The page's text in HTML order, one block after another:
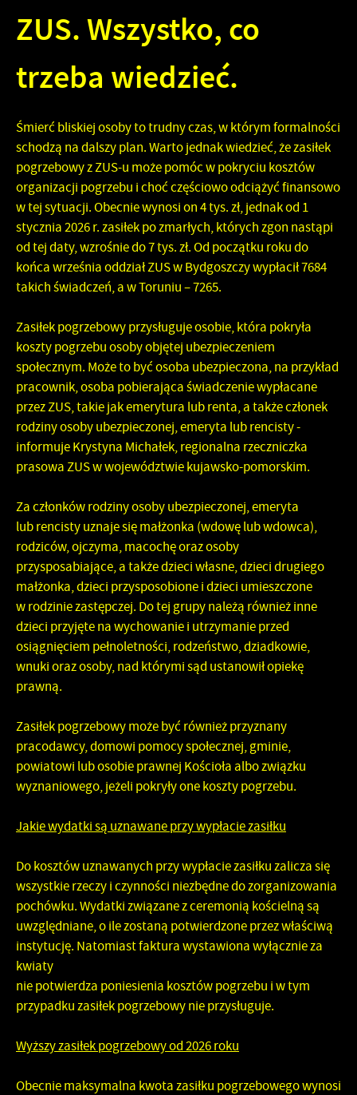
ZUS. Wszystko, co
trzeba wiedzieć.
Śmierć bliskiej osoby to trudny czas, w którym formalności
schodzą na dalszy plan. Warto jednak wiedzieć, że zasiłek
pogrzebowy z ZUS-u może pomóc w pokryciu kosztów
organizacji pogrzebu i choć częściowo odciążyć finansowo
w tej sytuacji. Obecnie wynosi on 4 tys. zł, jednak od 1
stycznia 2026 r. zasiłek po zmarłych, których zgon nastąpi
od tej daty, wzrośnie do 7 tys. zł. Od początku roku do
końca września oddział ZUS w Bydgoszczy wypłacił 7684
takich świadczeń, a w Toruniu – 7265.
Zasiłek pogrzebowy przysługuje osobie, która pokryła
koszty pogrzebu osoby objętej ubezpieczeniem
społecznym. Może to być osoba ubezpieczona, na przykład
pracownik, osoba pobierająca świadczenie wypłacane
przez ZUS, takie jak emerytura lub renta, a także członek
rodziny osoby ubezpieczonej, emeryta lub rencisty -
informuje Krystyna Michałek, regionalna rzeczniczka
prasowa ZUS w województwie kujawsko-pomorskim.
Za członków rodziny osoby ubezpieczonej, emeryta
lub rencisty uznaje się małżonka (wdowę lub wdowca),
rodziców, ojczyma, macochę oraz osoby
przysposabiające, a także dzieci własne, dzieci drugiego
małżonka, dzieci przysposobione i dzieci umieszczone
w rodzinie zastępczej. Do tej grupy należą również inne
dzieci przyjęte na wychowanie i utrzymanie przed
osiągnięciem pełnoletności, rodzeństwo, dziadkowie,
wnuki oraz osoby, nad którymi sąd ustanowił opiekę
prawną.
Zasiłek pogrzebowy może być również przyznany
pracodawcy, domowi pomocy społecznej, gminie,
powiatowi lub osobie prawnej Kościoła albo związku
wyznaniowego, jeżeli pokryły one koszty pogrzebu.
Jakie wydatki są uznawane przy wypłacie zasiłku
Do kosztów uznawanych przy wypłacie zasiłku zalicza się
wszystkie rzeczy i czynności niezbędne do zorganizowania
pochówku. Wydatki związane z ceremonią kościelną są
uwzględniane, o ile zostaną potwierdzone przez właściwą
instytucję. Natomiast faktura wystawiona wyłącznie za
kwiaty
nie potwierdza poniesienia kosztów pogrzebu i w tym
przypadku zasiłek pogrzebowy nie przysługuje.
Wyższy zasiłek pogrzebowy od 2026 roku
Obecnie maksymalna kwota zasiłku pogrzebowego wynosi